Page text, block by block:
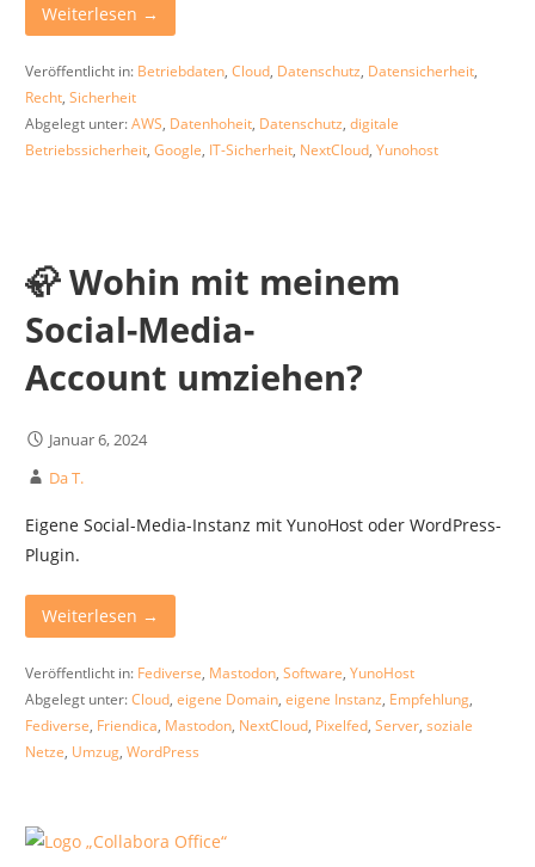
Weiterlesen →
Veröffentlicht in: Betriebdaten, Cloud, Datenschutz, Datensicherheit,
Recht, Sicherheit
Abgelegt unter:AWS, Datenhoheit, Datenschutz, digitale
Betriebssicherheit, Google, IT-Sicherheit, NextCloud, Yunohost
🦣 Wohin mit meinem
Social-Media-
Account umziehen?
Januar 6, 2024
Da T.
Eigene Social-Media-Instanz mit YunoHost oder WordPress-
Plugin.
Weiterlesen →
Veröffentlicht in: Fediverse, Mastodon, Software, YunoHost
Abgelegt unter:Cloud, eigene Domain, eigene Instanz, Empfehlung,
Fediverse, Friendica, Mastodon, NextCloud, Pixelfed, Server, soziale
Netze, Umzug, WordPress